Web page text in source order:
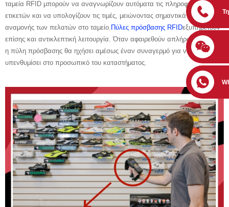
ταμεία RFID μπορούν να αναγνωρίζουν αυτόματα τις πληροφορίες των
ετικετών και να υπολογίζουν τις τιμές, μειώνοντας σημαντικά τον χρόνο
αναμονής των πελατών στο ταμείο. Πύλες πρόσβασης RFIDεξυπηρετούν
επίσης και αντικλεπτική λειτουργία. Όταν αφαιρεθούν απλήρωτα ρούχα,
η πύλη πρόσβασης θα ηχήσει αμέσως έναν συναγερμό για να
υπενθυμίσει στο προσωπικό του καταστήματος.